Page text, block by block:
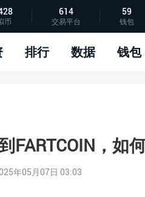
币
614
交易平台
59
钱包
排行 数据 钱包
FARTCOIN，如
年05月07日 03:03